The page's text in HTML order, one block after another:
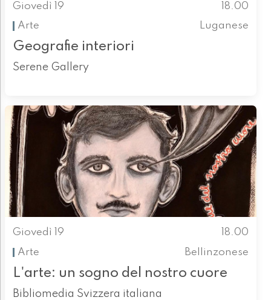
Giovedì 19
18.00
Arte
Luganese
Geografie interiori
Serene Gallery
Giovedì 19
18.00
Arte
Bellinzonese
L'arte: un sogno del nostro cuore
Bibliomedia Svizzera italiana